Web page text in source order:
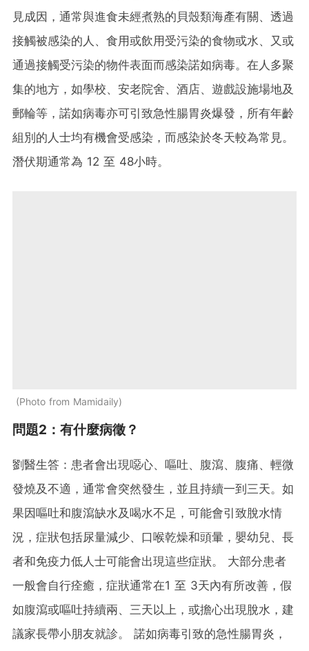
見成因，通常與進食未經煮熟的貝殼類海產有關、透過
接觸被感染的人、食用或飲用受污染的食物或水、又或
通過接觸受污染的物件表面而感染諾如病毒。在人多聚
集的地方，如學校、安老院舍、酒店、遊戲設施場地及
郵輪等，諾如病毒亦可引致急性腸胃炎爆發，所有年齡
組別的人士均有機會受感染，而感染於冬天較為常見。
潛伏期通常為 12 至 48小時。
Photo from Mamidaily
問題2：有什麼病徵？
劉醫生答：患者會出現噁心、嘔吐、腹瀉、腹痛、輕微
發燒及不適，通常會突然發生，並且持續一到三天。如
果因嘔吐和腹瀉缺水及喝水不足，可能會引致脫水情
況，症狀包括尿量減少、口喉乾燥和頭暈，嬰幼兒、長
者和免疫力低人士可能會出現這些症狀。 大部分患者
一般會自行痊癒，症狀通常在1 至 3天內有所改善，假
如腹瀉或嘔吐持續兩、三天以上，或擔心出現脫水，建
議家長帶小朋友就診。 諾如病毒引致的急性腸胃炎，